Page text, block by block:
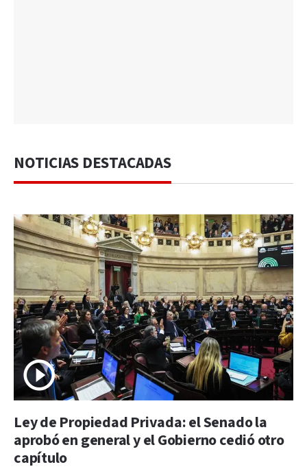
NOTICIAS DESTACADAS
Ley de Propiedad Privada: el Senado la
aprobó en general y el Gobierno cedió otro
capítulo